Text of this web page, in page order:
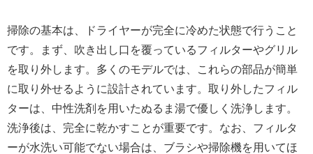
掃除の基本は、ドライヤーが完全に冷めた状態で行うこと
です。まず、吹き出し口を覆っているフィルターやグリル
を取り外します。多くのモデルでは、これらの部品が簡単
に取り外せるように設計されています。取り外したフィル
ターは、中性洗剤を用いたぬるま湯で優しく洗浄します。
洗浄後は、完全に乾かすことが重要です。なお、フィルタ
ーが水洗い可能でない場合は、ブラシや掃除機を用いてほ